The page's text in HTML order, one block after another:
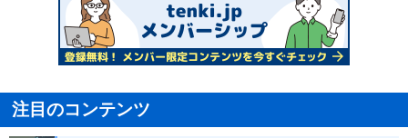
注目のコンテンツ